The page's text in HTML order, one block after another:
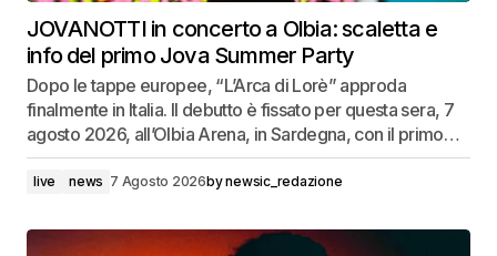
JOVANOTTI in concerto a Olbia: scaletta e
info del primo Jova Summer Party
Dopo le tappe europee, “L’Arca di Lorè” approda
finalmente in Italia. Il debutto è fissato per questa sera, 7
agosto 2026, all’Olbia Arena, in Sardegna, con il primo…
live news 7 Agosto 2026bynewsic_redazione